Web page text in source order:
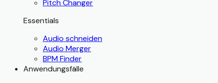
Pitch Changer
Essentials
Audio schneiden
Audio Merger
BPM Finder
Anwendungsfälle